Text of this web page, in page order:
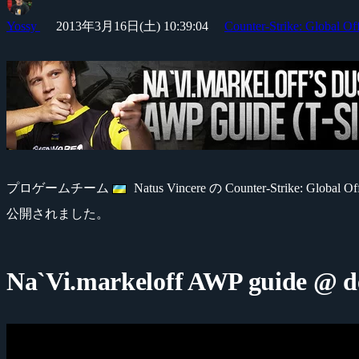
Yossy 2013年3月16日(土) 10:39:04 Counter-Strike: Global
プロゲームチーム
Natus Vincere の Counter-Strike: Global
公開されました。
Na`Vi.markeloff AWP guide @